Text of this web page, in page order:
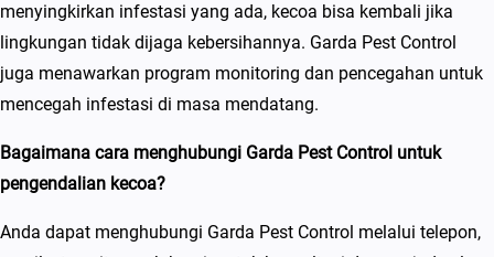
menyingkirkan infestasi yang ada, kecoa bisa kembali jika
lingkungan tidak dijaga kebersihannya. Garda Pest Control
juga menawarkan program monitoring dan pencegahan untuk
mencegah infestasi di masa mendatang.
Bagaimana cara menghubungi Garda Pest Control untuk
pengendalian kecoa?
Anda dapat menghubungi Garda Pest Control melalui telepon,